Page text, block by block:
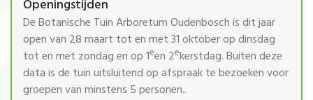
Openingstijden
De Botanische Tuin Arboretum Oudenbosch is dit jaar
open van 28 maart tot en met 31 oktober op dinsdag
tot en met zondag en op 1een 2ekerstdag. Buiten deze
data is de tuin uitsluitend op afspraak te bezoeken voor
groepen van minstens 5 personen..